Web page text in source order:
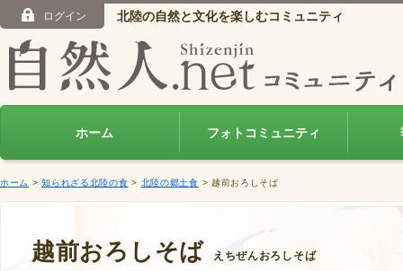
ログイン 北陸の自然と文化を楽しむコミュニティ
ホーム フォトコミュニティ
ホーム >知られざる北陸の食 > 北陸の郷土食 > 越前おろしそば
越前おろしそば えちぜんおろしそば